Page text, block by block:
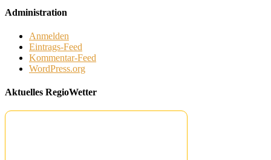
Administration
Anmelden
Eintrags-Feed
Kommentar-Feed
WordPress.org
Aktuelles RegioWetter